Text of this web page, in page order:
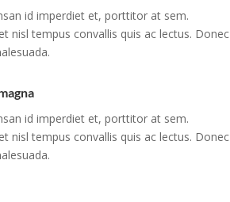
id imperdiet et, porttitor at sem.
nisl tempus convallis quis ac lectus. Donec
id imperdiet et, porttitor at sem.
nisl tempus convallis quis ac lectus. Donec